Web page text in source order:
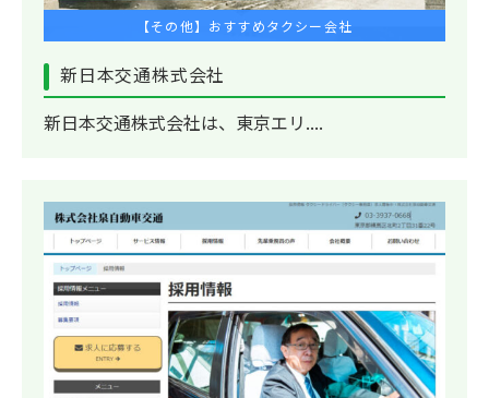
【その他】おすすめタクシー会社
新日本交通株式会社
新日本交通株式会社は、東京エリ....